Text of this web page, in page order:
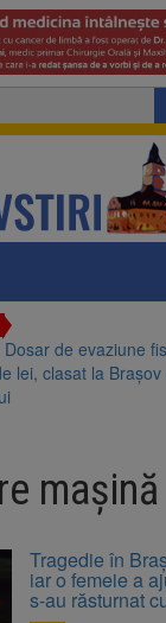
Dosar de evaziune
lei, clasat la
Brai-Cata și
de gunoi
au fost
Tragedie în
iar o femeie a
s-au răsturnat